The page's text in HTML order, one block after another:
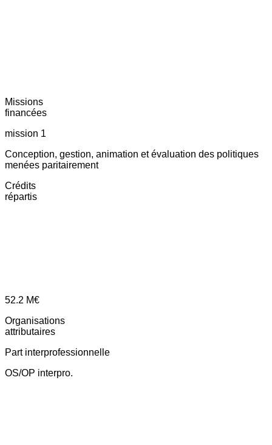
Missions
financées
mission 1
Conception, gestion, animation et évaluation des politiques
menées paritairement
Crédits
répartis
52.2 M€
Organisations
attributaires
Part interprofessionnelle
OS/OP interpro.